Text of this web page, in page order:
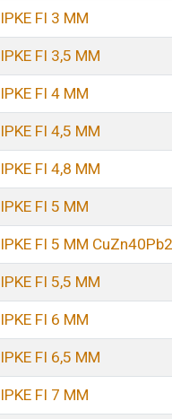
FI 3 MM
FI 3,5 MM
FI 4 MM
FI 4,5 MM
FI 4,8 MM
FI 5 MM
FI 5 MM CuZn40Pb2
FI 5,5 MM
FI 6 MM
FI 6,5 MM
FI 7 MM